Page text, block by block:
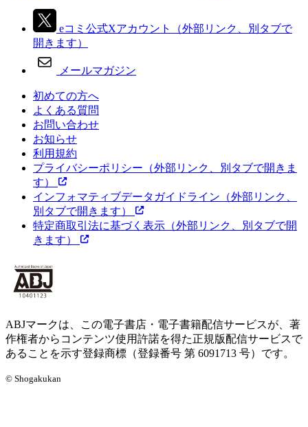
eコミ公式Xアカウント
（外部リンク、別タブで
開きます）
メールマガジン
初めての方へ
よくある質問
お問い合わせ
お知らせ
利用規約
プライバシーポリシー （外部リンク、別タブで開きま
す）
インフォマティブデータガイドライン （外部リンク、
別タブで開きます）
特定商取引法に基づく表示 （外部リンク、別タブで開
きます）
ABJマークは、この電子書店・電子書籍配信サービスが、著
作権者からコンテンツ使用許諾を得た正規版配信サービスで
あることを示す登録商標（登録番号 第 6091713 号）です。
© Shogakukan